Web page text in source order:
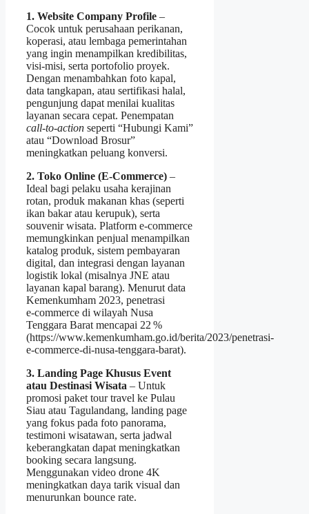
1. Website Company Profile –
Cocok untuk perusahaan perikanan,
koperasi, atau lembaga pemerintahan
yang ingin menampilkan kredibilitas,
visi‑misi, serta portofolio proyek.
Dengan menambahkan foto kapal,
data tangkapan, atau sertifikasi halal,
pengunjung dapat menilai kualitas
layanan secara cepat. Penempatan
call‑to‑action seperti “Hubungi Kami”
atau “Download Brosur”
meningkatkan peluang konversi.
2. Toko Online (E‑Commerce) –
Ideal bagi pelaku usaha kerajinan
rotan, produk makanan khas (seperti
ikan bakar atau kerupuk), serta
souvenir wisata. Platform e‑commerce
memungkinkan penjual menampilkan
katalog produk, sistem pembayaran
digital, dan integrasi dengan layanan
logistik lokal (misalnya JNE atau
layanan kapal barang). Menurut data
Kemenkumham 2023, penetrasi
e‑commerce di wilayah Nusa
Tenggara Barat mencapai 22 %
(https://www.kemenkumham.go.id/berita/2023/penetrasi-
e-commerce-di-nusa-tenggara-barat).
3. Landing Page Khusus Event
atau Destinasi Wisata – Untuk
promosi paket tour travel ke Pulau
Siau atau Tagulandang, landing page
yang fokus pada foto panorama,
testimoni wisatawan, serta jadwal
keberangkatan dapat meningkatkan
booking secara langsung.
Menggunakan video drone 4K
meningkatkan daya tarik visual dan
menurunkan bounce rate.